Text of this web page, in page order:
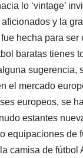
lo ‘vintage’
y la
hecha para
baratas tienes
sugerencia,
el mercado
europeos, se
estantes
equipaciones de
camisa de fútbol